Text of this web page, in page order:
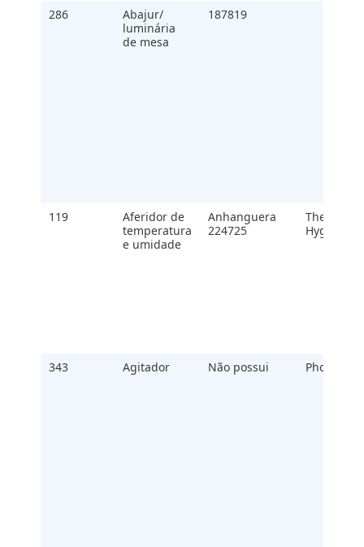
Código Nome Patrimônio
286
Abajur/
luminária
de mesa
187819
119
Aferidor de
temperatura
e umidade
Anhanguera
224725
Thermo
Hygro
343 Agitador Não possui Phoenix